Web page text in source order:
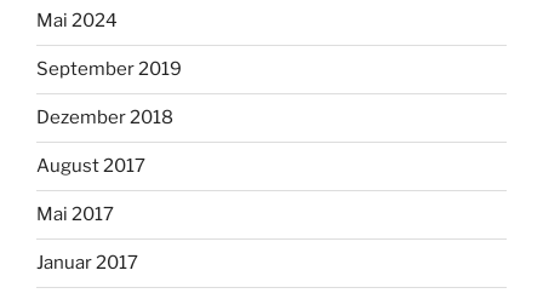
Mai 2024
September 2019
Dezember 2018
August 2017
Mai 2017
Januar 2017